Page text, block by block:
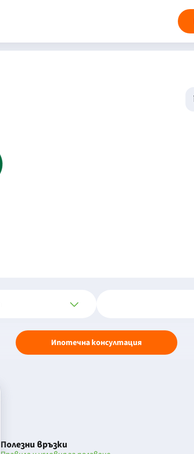
Ипотечна консултация
Полезни връзки